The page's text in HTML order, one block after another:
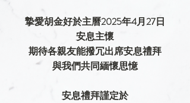
摯愛胡金好於主曆2025年4月27日
安息主懷
期待各親友能撥冗出席安息禮拜
與我們共同緬懷思憶
安息禮拜謹定於